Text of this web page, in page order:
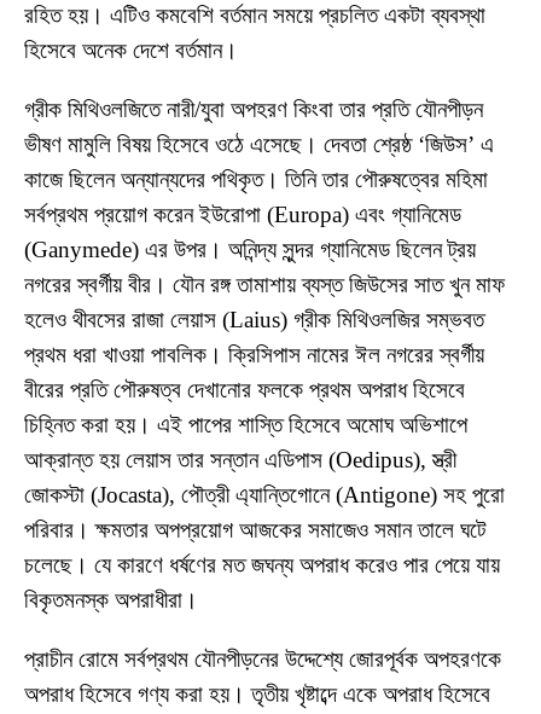
রহিত হয়। এটিও কমবেশি বর্তমান সময়ে প্রচলিত একটা ব্যবস্থা
হিসেবে অনেক দেশে বর্তমান।
গ্রীক মিথিওলজিতে নারী/যুবা অপহরণ কিংবা তার প্রতি যৌনপীড়ন
ভীষণ মামুলি বিষয় হিসেবে ওঠে এসেছে। দেবতা শ্রেষ্ঠ ‘জিউস’ এ
কাজে ছিলেন অন্যান্যদের পথিকৃত। তিনি তার পৌরুষত্বের মহিমা
সর্বপ্রথম প্রয়োগ করেন ইউরোপা (Europa) এবং গ্যানিমেড
(Ganymede) এর উপর। অনিন্দ্য সুন্দর গ্যানিমেড ছিলেন ট্রয়
নগরের স্বর্গীয় বীর। যৌন রঙ্গ তামাশায় ব্যস্ত জিউসের সাত খুন মাফ
হলেও থীবসের রাজা লেয়াস (Laius) গ্রীক মিথিওলজির সম্ভবত
প্রথম ধরা খাওয়া পাবলিক। ক্রিসিপাস নামের ঈল নগরের স্বর্গীয়
বীরের প্রতি পৌরুষত্ব দেখানোর ফলকে প্রথম অপরাধ হিসেবে
চিহ্নিত করা হয়। এই পাপের শাস্তি হিসেবে অমোঘ অভিশাপে
আক্রান্ত হয় লেয়াস তার সন্তান এডিপাস (Oedipus), স্ত্রী
জোকস্টা (Jocasta), পৌত্রী এ্যান্তিগোনে (Antigone) সহ পুরো
পরিবার। ক্ষমতার অপপ্রয়োগ আজকের সমাজেও সমান তালে ঘটে
চলেছে। যে কারণে ধর্ষণের মত জঘন্য অপরাধ করেও পার পেয়ে যায়
বিকৃতমনস্ক অপরাধীরা।
প্রাচীন রোমে সর্বপ্রথম যৌনপীড়নের উদ্দেশ্যে জোরপূর্বক অপহরণকে
অপরাধ হিসেবে গণ্য করা হয়। তৃতীয় খৃষ্টাব্দে একে অপরাধ হিসেবে